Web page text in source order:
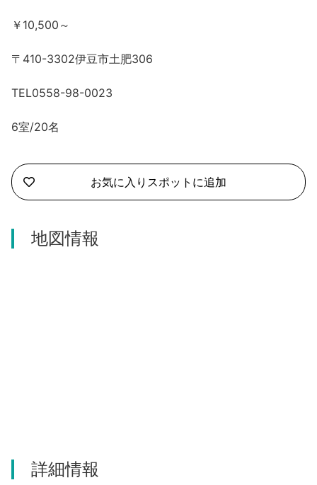
松崎町
伊豆市
旅程作成
AIルートプランナー
アクセス
伊豆ワーケーション
￥10,500～
〒410-3302伊豆市土肥306
TEL0558-98-0023
6室/20名
お気に入りスポットに追加
地図情報
詳細情報